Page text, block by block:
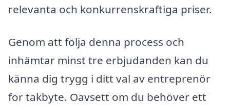
relevanta och konkurrenskraftiga priser.
Genom att följa denna process och
inhämtar minst tre erbjudanden kan du
känna dig trygg i ditt val av entreprenör
för takbyte. Oavsett om du behöver ett